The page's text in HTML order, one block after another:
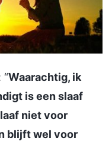
“Waarachtig, ik
is een slaaf
niet voor
blijft wel voor